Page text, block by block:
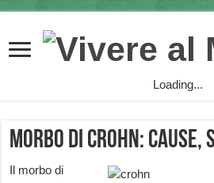
Loading...
Morbo di Crohn: cause,
Il morbo di